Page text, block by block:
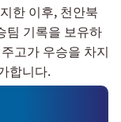
한 이후, 천안북
팀 기록을 보유하
고가 우승을 차지
합니다.